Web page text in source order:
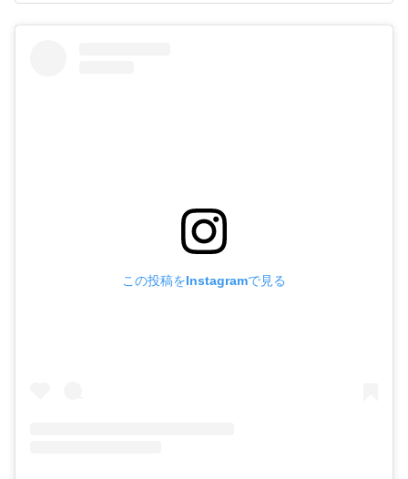
この投稿をInstagramで見る